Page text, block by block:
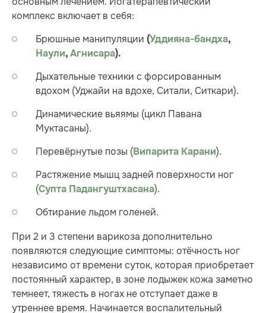
комплекс включает в себя:
Брюшные манипуляции (Уддияна-бандха,
Наули, Агнисара).
Дыхательные техники с форсированным
вдохом (Уджайи на вдохе, Ситали, Ситкари).
Динамические вьяямы (цикл Павана
Муктасаны).
Перевёрнутые позы (Випарита Карани).
Растяжение мышц задней поверхности ног
(Супта Падангуштхасана).
Обтирание льдом голеней.
При 2 и 3 степени варикоза дополнительно
появляются следующие симптомы: отёчность ног
независимо от времени суток, которая приобретает
постоянный характер, в зоне лодыжек кожа заметно
темнеет, тяжесть в ногах не отступает даже в
утреннее время. Начинается воспалительный